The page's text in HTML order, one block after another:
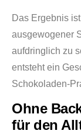
Das Ergebnis
ausgewogener
aufdringlich zu
entsteht ein
Schokoladen-
Ohne
für den